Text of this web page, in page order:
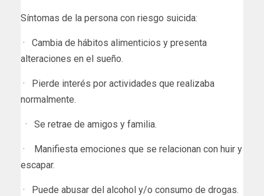
Síntomas de la persona con riesgo suicida:
· Cambia de hábitos alimenticios y presenta
alteraciones en el sueño.
· Pierde interés por actividades que realizaba
normalmente.
· Se retrae de amigos y familia.
· Manifiesta emociones que se relacionan con huir y
escapar.
· Puede abusar del alcohol y/o consumo de drogas.